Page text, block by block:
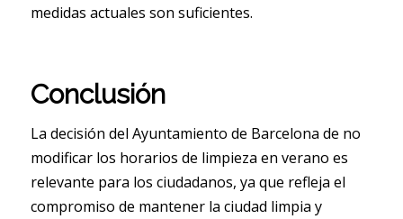
medidas actuales son suficientes.
Conclusión
La decisión del Ayuntamiento de Barcelona de no
modificar los horarios de limpieza en verano es
relevante para los ciudadanos, ya que refleja el
compromiso de mantener la ciudad limpia y